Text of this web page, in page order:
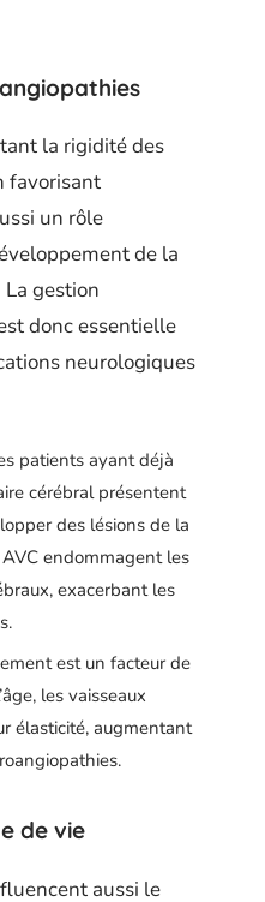
la rigidité des
favorisant
un rôle
de la
gestion
donc essentielle
neurologiques
patients ayant déjà
cérébral présentent
des lésions de la
endommagent les
exacerbant les
est un facteur de
les vaisseaux
élasticité, augmentant
de vie
aussi le